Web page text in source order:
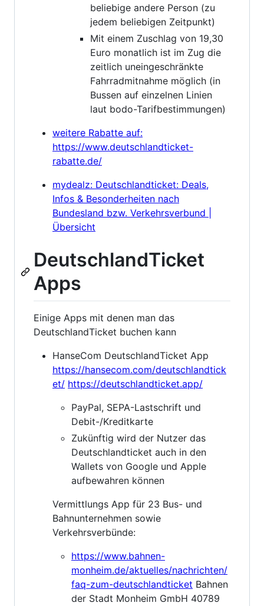
beliebige andere Person (zu
jedem beliebigen Zeitpunkt)
Mit einem Zuschlag von 19,30
Euro monatlich ist im Zug die
zeitlich uneingeschränkte
Fahrradmitnahme möglich (in
Bussen auf einzelnen Linien
laut bodo-Tarifbestimmungen)
weitere Rabatte auf:
https://www.deutschlandticket-
rabatte.de/
mydealz: Deutschlandticket: Deals,
Infos & Besonderheiten nach
Bundesland bzw. Verkehrsverbund |
Übersicht
DeutschlandTicket
Apps
Einige Apps mit denen man das
DeutschlandTicket buchen kann
HanseCom DeutschlandTicket App
https://hansecom.com/deutschlandtick
et/ https://deutschlandticket.app/
PayPal, SEPA-Lastschrift und
Debit-/Kreditkarte
Zukünftig wird der Nutzer das
Deutschlandticket auch in den
Wallets von Google und Apple
aufbewahren können
Vermittlungs App für 23 Bus- und
Bahnunternehmen sowie
Verkehrsverbünde:
https://www.bahnen-
monheim.de/aktuelles/nachrichten/
faq-zum-deutschlandticket Bahnen
der Stadt Monheim GmbH 40789